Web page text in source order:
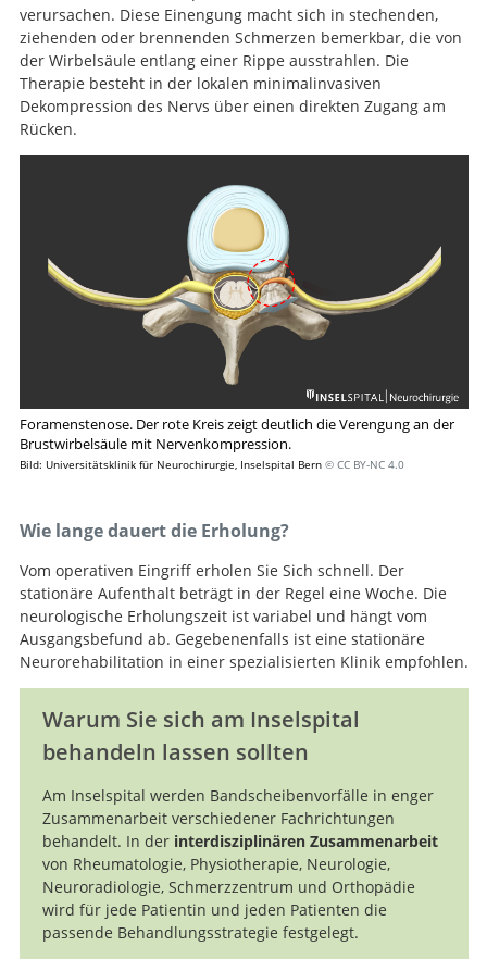
verursachen. Diese Einengung macht sich in stechenden,
ziehenden oder brennenden Schmerzen bemerkbar, die von
der Wirbelsäule entlang einer Rippe ausstrahlen. Die
Therapie besteht in der lokalen minimalinvasiven
Dekompression des Nervs über einen direkten Zugang am
Rücken.
Foramenstenose. Der rote Kreis zeigt deutlich die Verengung an der
Brustwirbelsäule mit Nervenkompression.
Bild: Universitätsklinik für Neurochirurgie, Inselspital Bern © CC BY-NC 4.0
Wie lange dauert die Erholung?
Vom operativen Eingriff erholen Sie Sich schnell. Der
stationäre Aufenthalt beträgt in der Regel eine Woche. Die
neurologische Erholungszeit ist variabel und hängt vom
Ausgangsbefund ab. Gegebenenfalls ist eine stationäre
Neurorehabilitation in einer spezialisierten Klinik empfohlen.
Warum Sie sich am Inselspital
behandeln lassen sollten
Am Inselspital werden Bandscheibenvorfälle in enger
Zusammenarbeit verschiedener Fachrichtungen
behandelt. In der interdisziplinären Zusammenarbeit
von Rheumatologie, Physiotherapie, Neurologie,
Neuroradiologie, Schmerzzentrum und Orthopädie
wird für jede Patientin und jeden Patienten die
passende Behandlungsstrategie festgelegt.